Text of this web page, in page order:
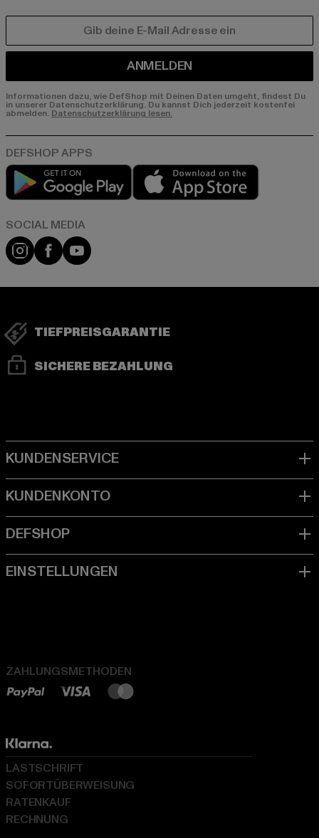
ANMELDEN
Informationen dazu, wie DefShop mit Deinen Daten umgeht, findest Du
in unserer Datenschutzerklärung. Du kannst Dich jederzeit kostenfei
abmelden. Datenschutzerklärung lesen.
Play market
Instagram
FacebookYouTube
TIEFPREISGARANTIE
SICHERE BEZAHLUNG
ZAHLUNGSMETHODEN
LASTSCHRIFT
SOFORTÜBERWEISUNG
RATENKAUF
RECHNUNG